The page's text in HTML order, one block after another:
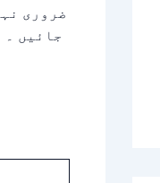
ضروری
جائیں ۔